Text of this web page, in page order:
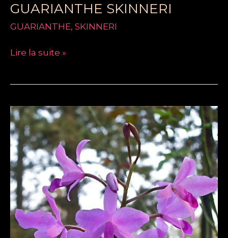
GUARIANTHE SKINNERI
GUARIANTHE, SKINNERI
Lire la suite »
GUARIANTHE
BOWRINGIANA